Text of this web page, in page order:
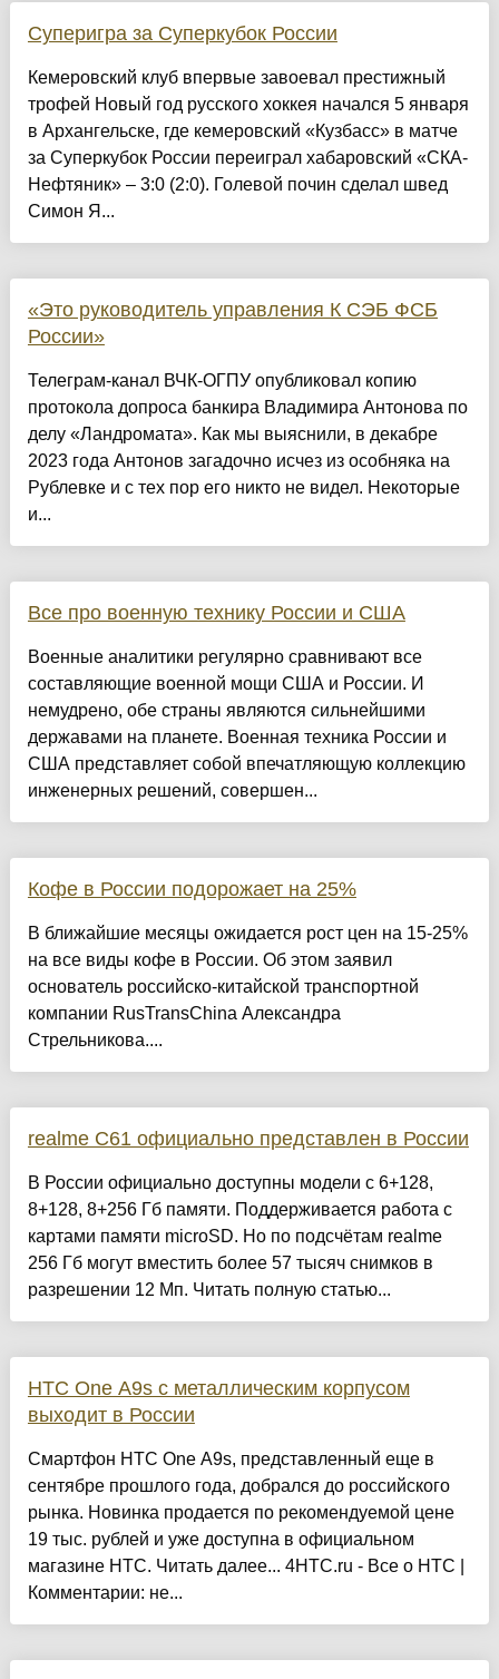
Суперигра за Суперкубок России
Кемеровский клуб впервые завоевал престижный
трофей Новый год русского хоккея начался 5 января
в Архангельске, где кемеровский «Кузбасс» в матче
за Суперкубок России переиграл хабаровский «СКА-
Нефтяник» – 3:0 (2:0). Голевой почин сделал швед
Симон Я...
«Это руководитель управления К СЭБ ФСБ
России»
Телеграм-канал ВЧК-ОГПУ опубликовал копию
протокола допроса банкира Владимира Антонова по
делу «Ландромата». Как мы выяснили, в декабре
2023 года Антонов загадочно исчез из особняка на
Рублевке и с тех пор его никто не видел. Некоторые
и...
Все про военную технику России и США
Военные аналитики регулярно сравнивают все
составляющие военной мощи США и России. И
немудрено, обе страны являются сильнейшими
державами на планете. Военная техника России и
США представляет собой впечатляющую коллекцию
инженерных решений, совершен...
Кофе в России подорожает на 25%
В ближайшие месяцы ожидается рост цен на 15-25%
на все виды кофе в России. Об этом заявил
основатель российско-китайской транспортной
компании RusTransChina Александра
Стрельникова....
realme C61 официально представлен в России
В России официально доступны модели с 6+128,
8+128, 8+256 Гб памяти. Поддерживается работа с
картами памяти microSD. Но по подсчётам realme
256 Гб могут вместить более 57 тысяч снимков в
разрешении 12 Мп. Читать полную статью...
HTC One A9s с металлическим корпусом
выходит в России
Смартфон HTC One A9s, представленный еще в
сентябре прошлого года, добрался до российского
рынка. Новинка продается по рекомендуемой цене
19 тыс. рублей и уже доступна в официальном
магазине HTC. Читать далее... 4HTC.ru - Все о HTC |
Комментарии: не...